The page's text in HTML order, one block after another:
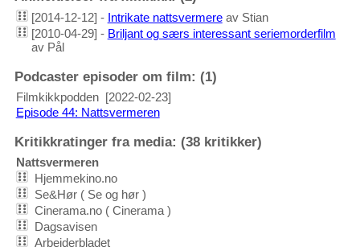
[2014-12-12] - Intrikate nattsvermereav Stian
[2010-04-29] - Briljant og særs interessant seriemorderfilm
av Pål
Podcaster episoder om film: (1)
Filmkikkpodden [2022-02-23]
Episode 44: Nattsvermeren
Kritikkratinger fra media: (38 kritikker)
Nattsvermeren
Hjemmekino.no
Se&Hør ( Se og hør )
Cinerama.no ( Cinerama )
Dagsavisen
Arbeiderbladet